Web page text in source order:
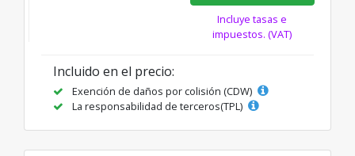
Incluye tasas e
impuestos. (VAT)
Incluido en el precio:
Exención de daños por colisión (CDW)
La responsabilidad de terceros(TPL)